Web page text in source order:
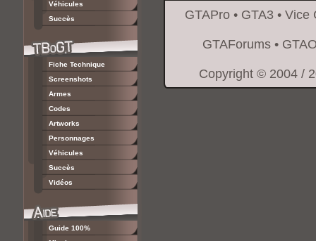
Véhicules
Succès
Fiche Technique
Screenshots
Armes
Codes
Artworks
Personnages
Véhicules
Succès
Vidéos
Guide 100%
GTAPro • GTA3 • Vice
GTAForums •
Copyright © 2004 /